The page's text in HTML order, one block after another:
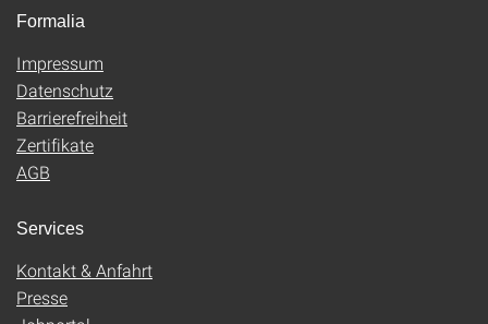
Formalia
Impressum
Datenschutz
Barrierefreiheit
Zertifikate
AGB
Services
Kontakt & Anfahrt
Presse